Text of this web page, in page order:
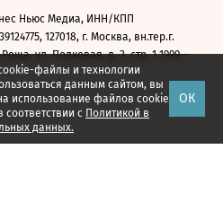
файлы и технологии
данным сайтом, вы
использование файлов cookie
с Политикой в
данных.
ОК
Ньюс Медиа, ИНН/КПП
127018, г. Москва, вн.тер.г.
ул. Полковая, д. 3, стр. 1 1999—